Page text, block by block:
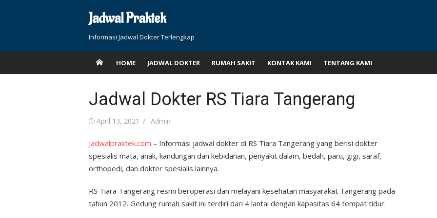
Jadwal Praktek
Informasi Jadwal Dokter Terlengkap
HOME JADWAL DOKTER RUMAH SAKIT KONTAK KAMI TENTANG KAMI
Jadwal Dokter RS Tiara Tangerang
Posted
April 13, 2021 Author
Admin
Jadwalpraktek.com – Informasi jadwal dokter di RS Tiara Tangerang yang berisi dokter
spesialis mata, anak, kandungan dan kebidanan, penyakit dalam, bedah, paru, gigi, saraf,
orthopedi, dan dokter spesialis lainnya.
RS Tiara Tangerang resmi beroperasi dan melayani kesehatan masyarakat Tangerang pada
tahun 2012. Gedung rumah sakit ini terdiri dari 4 lantai dengan kapasitas 64 tempat tidur.